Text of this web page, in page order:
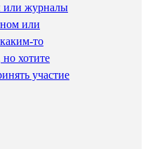
или журналы
или
то
хотите
участие